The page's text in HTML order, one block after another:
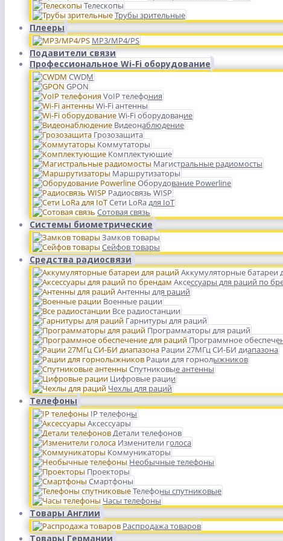
Телескопы
Трубы зрительные
Плееры
MP3/MP4/PS
Подавители связи
Профессиональное Wi-Fi оборудование
CWDM
GPON
VoIP телефония
Wi-Fi антенны
Wi-Fi оборудование
Видеонаблюдение
Грозозащита
Коммутаторы
Комплектующие
Магистральные радиомосты
Маршрутизаторы
Оборудование Powerline
Радиосвязь WISP
Сети LoRa для IoT
Сотовая связь
Системы биометрические
Замков товары
Сейфов товары
Средства радиосвязи
Аккумуляторные батареи
Аксессуары для раций по
Антенны для раций
Военные рации
Все радиостанции
Гарнитуры для раций
Программаторы для раций
Программное
Рации 27МГц СИ-БИ диапазона
Рации для горнолыжников
Спутниковые антенны
Цифровые рации
Чехлы для раций
Телефоны
IP телефоны
Аксессуары
Детали телефонов
Изменители голоса
Коммуникаторы
Необычные телефоны
Проекторы
Смартфоны
Телефоны спутниковые
Часы телефоны
Товары Англии
Распродажа товаров
Товары Германии